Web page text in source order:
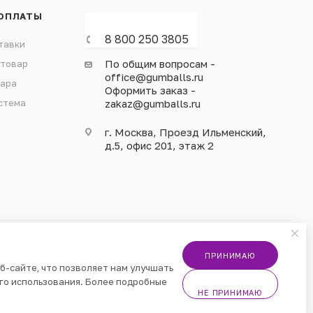
8 800 250 3805
По общим вопросам -
office@gumballs.ru
Оформить заказ -
zakaz@gumballs.ru
г. Москва, Проезд Ильменский,
д.5, офис 201, этаж 2
что позволяет нам улучшать
использования. Более подробные
ПРИНИМАЮ
НЕ ПРИНИМАЮ